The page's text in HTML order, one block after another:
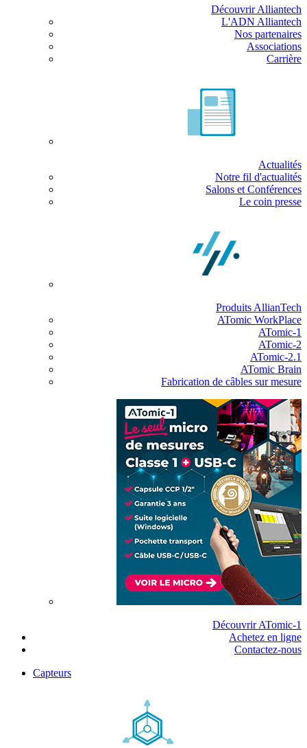
Découvrir Alliantech
L'ADN Alliantech
Nos partenaires
Associations
Carrière
Actualités
Notre fil d'actualités
Salons et Conférences
Le coin presse
Produits AllianTech
ATomic WorkPlace
ATomic-1
ATomic-2
ATomic-2.1
ATomic Brain
Fabrication de câbles sur mesure
Découvrir ATomic-1
Achetez en ligne
Contactez-nous
Capteurs